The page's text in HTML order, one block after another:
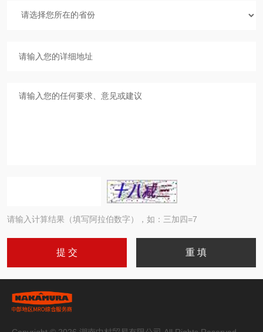
请输入计算结果（填写阿拉伯数字），如：三加四=7